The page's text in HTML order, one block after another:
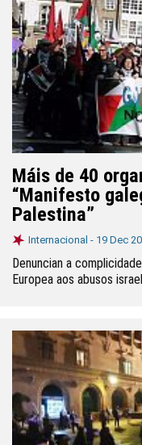
Máis de 40
“Manifesto
Palestina”
Internacional - 19 Dec
Denuncian a
Europea aos abusos